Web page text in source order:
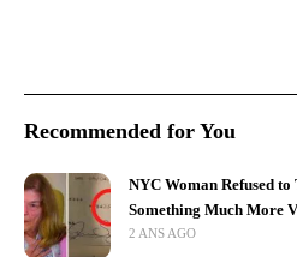
Recommended for You
NYC Woman Refused
Something Much More
2 ANS AGO